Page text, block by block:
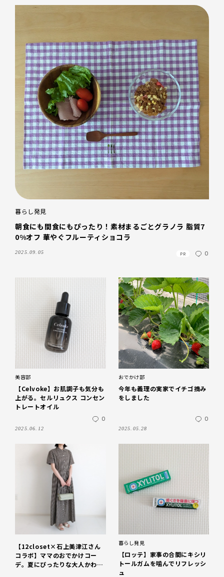
暮らし発見
朝食にも間食にもぴったり！素材まるごとグラノラ 脂質7
0%オフ 華やぐフルーティショコラ
2025.09.05 PR 0
美容部
【Celvoke】お肌調子も気分も
上がる。セルリュクス コンセン
トレートオイル
2025.06.12
0
おでかけ部
今年も義理の実家でイチゴ摘み
をしました
2025.05.28
0
【12closet×石上美津江さん
コラボ】ママのおでかけコー
デ。夏にぴったりな大人かわい
暮らし発見
【ロッテ】家事の合間にキシリ
トールガムを噛んでリフレッシ
ュ